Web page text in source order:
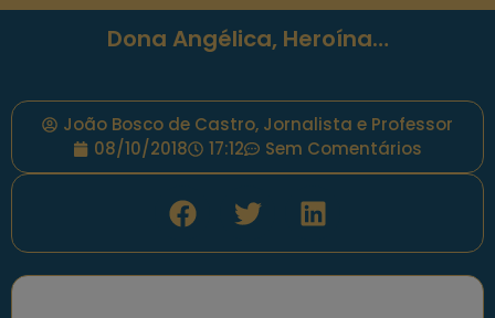
Dona Angélica, Heroína…
João Bosco de Castro, Jornalista e Professor
08/10/2018
17:12 Sem Comentários